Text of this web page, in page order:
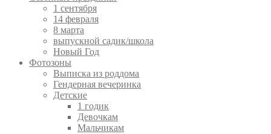
1 сентября
14 февраля
8 марта
выпускной садик/школа
Новый Год
Фотозоны
Выписка из роддома
Гендерная вечеринка
Детские
1 годик
Девочкам
Мальчикам